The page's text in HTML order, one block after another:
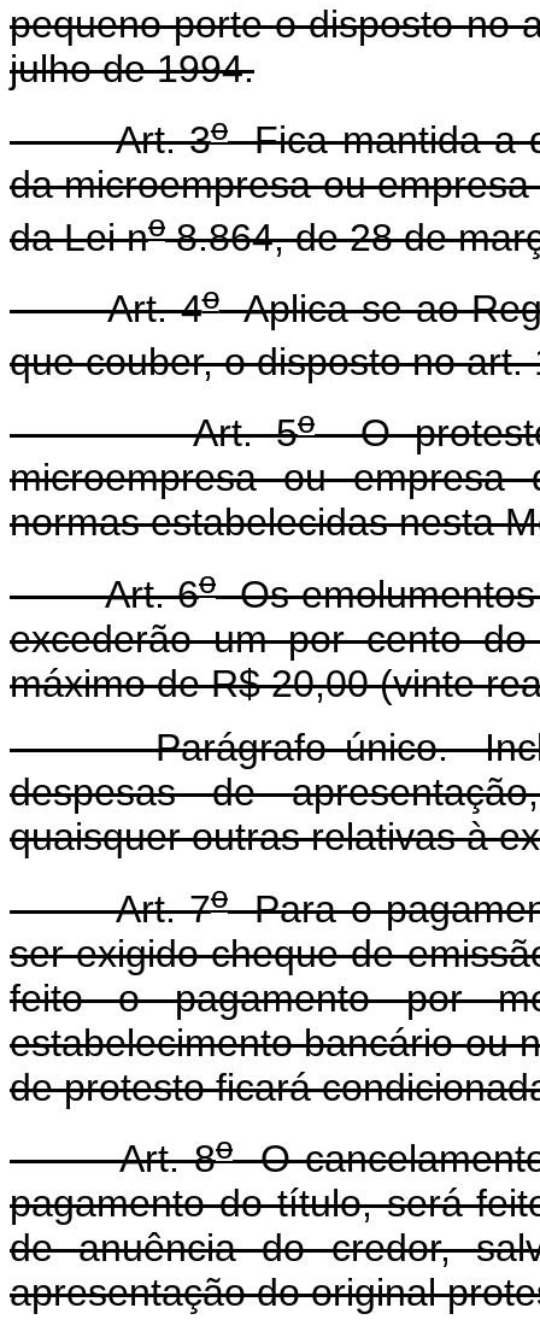
pequeno porte o disposto no
julho de 1994.
Art. 3oFica mantida a
da microempresa ou
da Lei no8.864, de 28 de
Art. 4oAplica-se ao
que couber, o disposto no art.
Art. 5oO
microempresa ou
normas estabelecidas nesta
Art. 6oOs emolumentos
excederão um por cento
máximo de R$ 20,00 (vinte
Parágrafo único.
despesas de
quaisquer outras relativas à
Art. 7oPara o
ser exigido cheque de
feito o pagamento por
estabelecimento bancário ou
de protesto ficará
Art. 8oO
pagamento do título, será
de anuência do credor,
apresentação do original